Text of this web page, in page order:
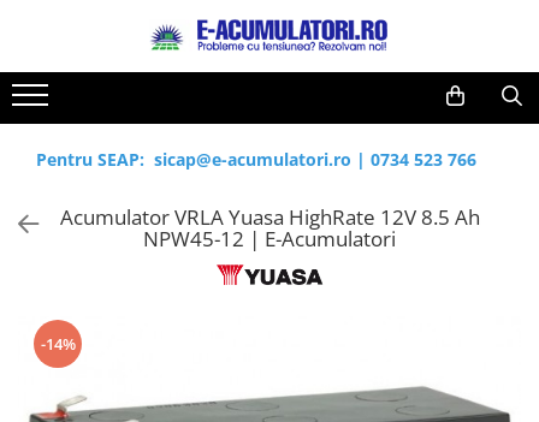
Toate Produsele
Acumulatori, Baterii si Incarcatoare
Uzuale
Baterii alcaline
Baterii rotunde argint
Baterii auditive
Baterii Industriale
Reduceri de vara
Cabluri
Acumulatori
Prelungitoare
Panouri fotovoltaice
Invertoare
Statii de incarcare EV
Pentru SEAP: sicap@e-acumulatori.ro | 0734 523 766
Acumulator VRLA Yuasa HighRate 12V 8.5 Ah
NPW45-12 | E-Acumulatori
-14%